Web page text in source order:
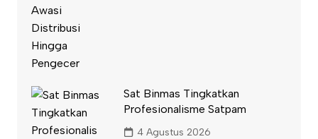
Sat Binmas Tingkatkan
Profesionalisme Satpam
4 Agustus 2026